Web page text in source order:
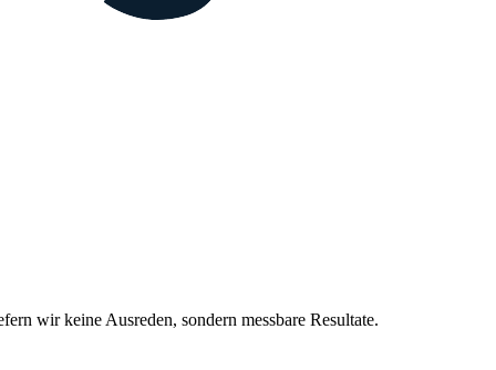
wir keine Ausreden, sondern messbare Resultate.